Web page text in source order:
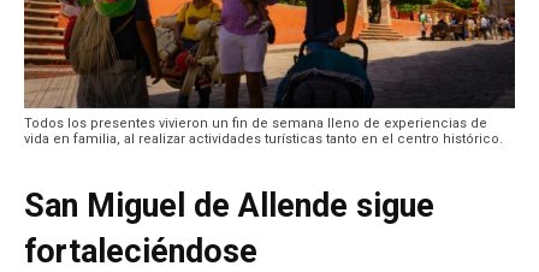
Todos los presentes vivieron un fin de semana lleno de experiencias de
vida en familia, al realizar actividades turísticas tanto en el centro histórico.
San Miguel de Allende sigue
fortaleciéndose